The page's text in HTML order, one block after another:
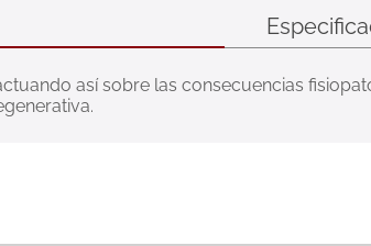
así sobre las consecuencias